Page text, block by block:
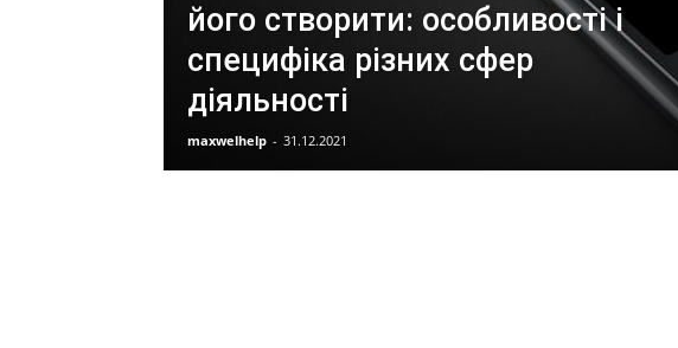
його створити: особливості і
специфіка різних сфер
діяльності
maxwelhelp - 31.12.2021